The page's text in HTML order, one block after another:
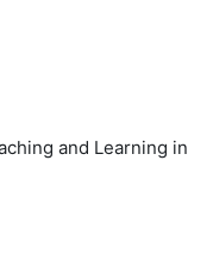
and Learning in